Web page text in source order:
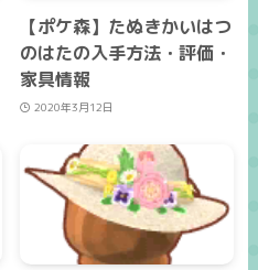
【ポケ森】たぬきかいはつ
のはたの入手方法・評価・
家具情報
2020年3月12日